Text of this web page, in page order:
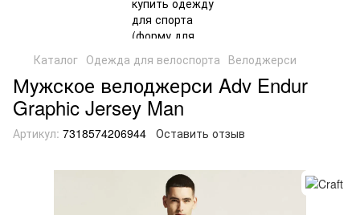
Каталог Одежда для велоспорта Велоджерси
Мужское велоджерси Adv Endur
Graphic Jersey Man
Артикул: 7318574206944 Оставить отзыв